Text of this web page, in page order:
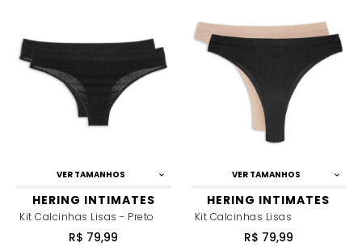
VER TAMANHOS
HERING INTIMATES
Kit Calcinhas Lisas - Preto
R$ 79,99
VER TAMANHOS
HERING INTIMATES
Kit Calcinhas Lisas
R$ 79,99